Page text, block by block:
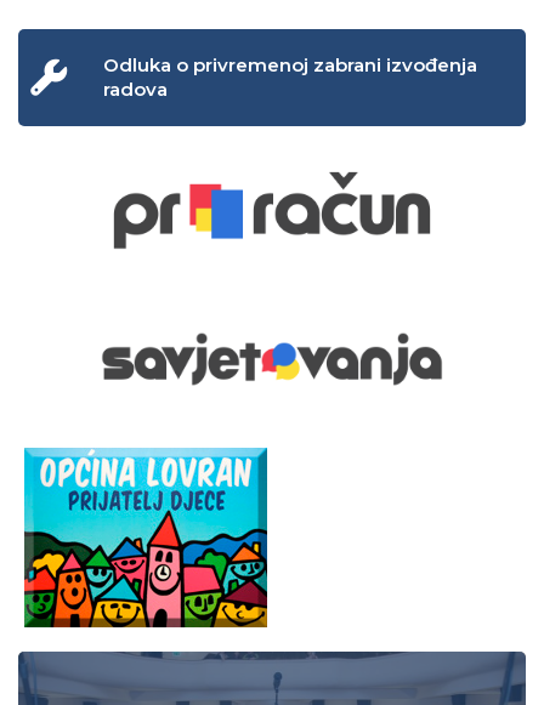
Odluka o privremenoj zabrani izvođenja
radova